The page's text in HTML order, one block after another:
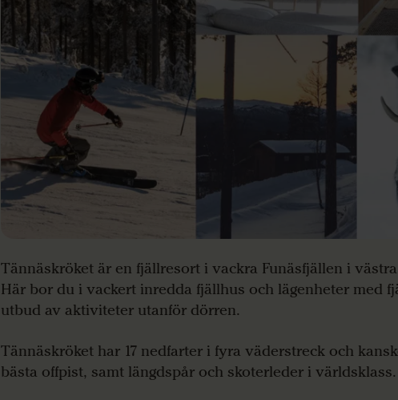
Tännäskröket är en fjällresort i vackra Funäsfjällen i
Här bor du i vackert inredda fjällhus och lägenheter med
utbud av aktiviteter utanför dörren.
Tännäskröket har 17 nedfarter i fyra väderstreck och
bästa offpist, samt längdspår och skoterleder i världsklass.